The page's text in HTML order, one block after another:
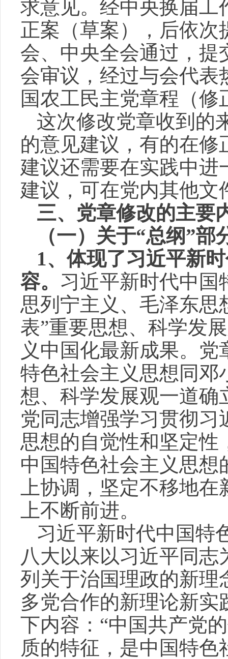
求意见。经中央换届工
正案（草案），后依
会、中央全会通过，提
会审议，经过与会代表
国农工民主党章程（修
这次修改党章收到的
的意见建议，有的在
建议还需要在实践中进
建议，可在党内其他文
三、党章修改的主要
（一）关于“总纲”部
1、体现了习近平新
容。 习近平新时代中国
思列宁主义、毛泽东思
表”重要思想、科学发
义中国化最新成果。
特色社会主义思想同邓
想、科学发展观一道确
党同志增强学习贯彻
思想的自觉性和坚定性
中国特色社会主义思
上协调，坚定不移地
上不断前进。
习近平新时代中国特
八大以来以习近平同
列关于治国理政的新理
多党合作的新理论新
下内容：“中国共产党
质的特征，是中国特